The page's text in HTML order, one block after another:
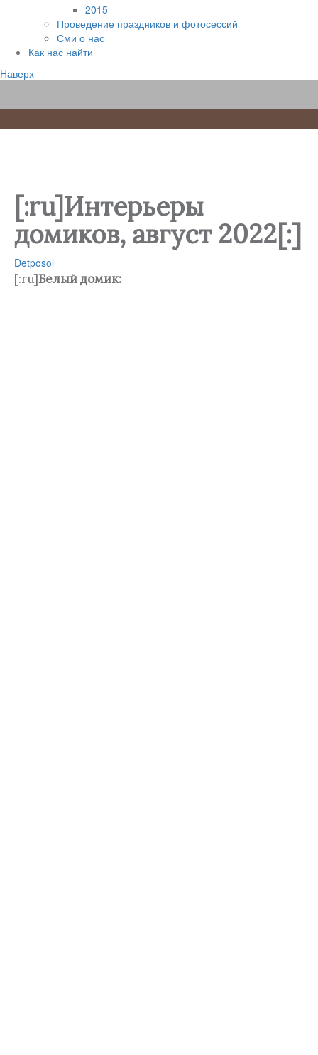
2015
Проведение праздников и фотосессий
Сми о нас
Как нас найти
Наверх
[:ru]Интерьеры
домиков, август 2022[:]
Detposol
[:ru]Белый домик: